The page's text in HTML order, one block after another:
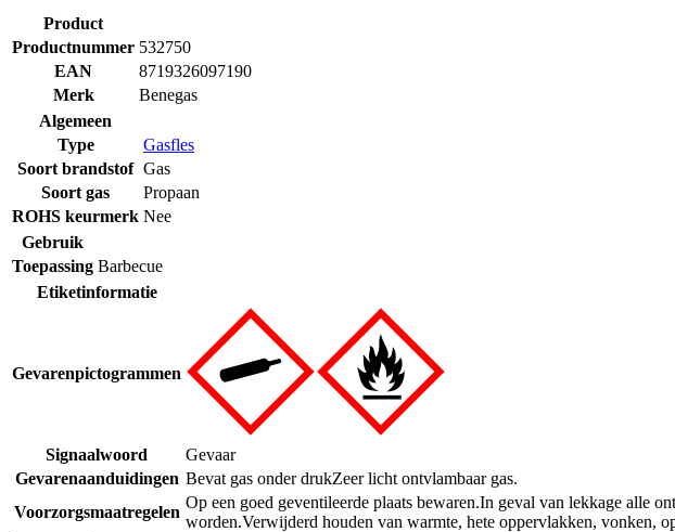
Product
Productnummer 532750
EAN
8719326097190
Merk
Benegas
Algemeen
Type
Gasfles
Soort brandstof Gas
Soort gas
Propaan
ROHS keurmerk Nee
Gebruik
Toepassing Barbecue
Etiketinformatie
Gevarenpictogrammen
Signaalwoord
Gevaar
Gevarenaanduidingen Bevat gas onder drukZeer licht ontvlambaar gas.
Voorzorgsmaatregelen
Op een goed geventileerde plaats bewaren.In geval van lekkage alle
worden.Verwijderd houden van warmte, hete oppervlakken, vonken,